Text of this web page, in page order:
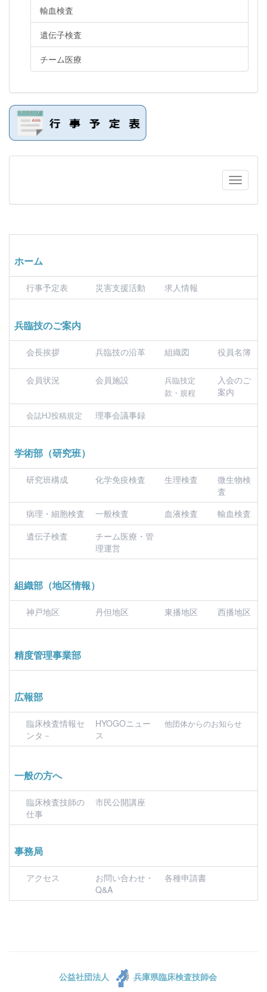
輸血検査
遺伝子検査
チーム医療
ホーム
行事予定表 災害支援活動 求人情報
兵臨技のご案内
会長挨拶 兵臨技の沿革 組織図 役員名簿
会員状況 会員施設
兵臨技定
款・規程
入会のご
案内
会誌HJ投稿規定 理事会議事録
学術部（研究班）
研究班構成 化学免疫検査 生理検査
微生物検
査
病理・細胞検査
一般検査 血液検査
輸血検査
遺伝子検査
チーム医療・管
理運営
組織部（地区情報）
神戸地区 丹但地区 東播地区 西播地区
精度管理事業部
広報部
臨床検査情報セ
ンタ－
HYOGOニュー
ス
他団体からのお知らせ
一般の方へ
臨床検査技師の
仕事
市民公開講座
事務局
アクセス
お問い合わせ・
Q&A
各種申請書
公益社団法人 兵庫県臨床検査技師会